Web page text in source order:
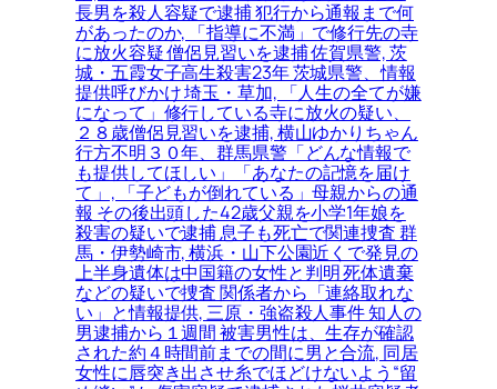
長男を殺人容疑で逮捕 犯行から通報まで何
があったのか, 「指導に不満」で修行先の寺
に放火容疑 僧侶見習いを逮捕 佐賀県警, 茨
城・五霞女子高生殺害23年 茨城県警、情報
提供呼びかけ 埼玉・草加, 「人生の全てが嫌
になって」修行している寺に放火の疑い、
２８歳僧侶見習いを逮捕, 横山ゆかりちゃん
行方不明３０年、群馬県警「どんな情報で
も提供してほしい」「あなたの記憶を届け
て」, 「子どもが倒れている」母親からの通
報 その後出頭した42歳父親を小学1年娘を
殺害の疑いで逮捕 息子も死亡で関連捜査 群
馬・伊勢崎市, 横浜・山下公園近くで発見の
上半身遺体は中国籍の女性と判明 死体遺棄
などの疑いで捜査 関係者から「連絡取れな
い」と情報提供, 三原・強盗殺人事件 知人の
男逮捕から１週間 被害男性は、生存が確認
された約４時間前までの間に男と合流, 同居
女性に唇突き出させ糸でほどけないよう“留